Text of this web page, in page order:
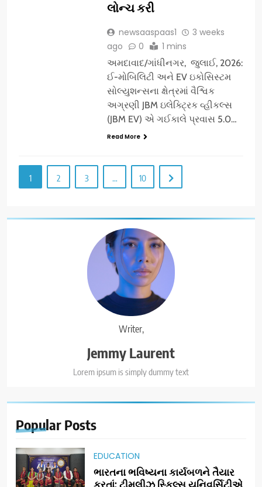
Writer,
Jemmy Laurent
Lorem ipsum is simply dummy text
Popular Posts
EDUCATION
ભારતના ભવિષ્યના કાર્યબળને તૈયાર
કરતાં: ટીમલીઝ સ્કિલ્સ યુનિવર્સિટીએ
લોન્ચ કરી
newsaaspaas1
3 weeks
ago
0 1 mins
અમદાવાદ/ગાંધીનગર, જુલાઈ, 2026:
ઈ-મોબિલિટી અને EV ઇકોસિસ્ટમ
સોલ્યુશન્સના ક્ષેત્રમાં વૈશ્વિક
અગ્રણી JBM ઇલેક્ટ્રિક વ્હીકલ્સ
(JBM EV) એ ગઈકાલે પ્રવાસ 5.0…
Read More
1 2 3 … 10